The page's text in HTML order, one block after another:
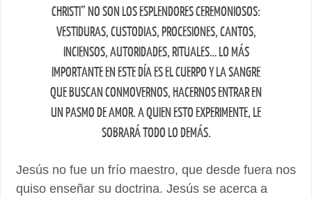
CHRISTI” NO SON LOS ESPLENDORES CEREMONIOSOS:
VESTIDURAS, CUSTODIAS, PROCESIONES, CANTOS,
INCIENSOS, AUTORIDADES, RITUALES… LO MÁS
IMPORTANTE EN ESTE DÍA ES EL CUERPO Y LA SANGRE
QUE BUSCAN CONMOVERNOS, HACERNOS ENTRAR EN
UN PASMO DE AMOR. A QUIEN ESTO EXPERIMENTE, LE
SOBRARÁ TODO LO DEMÁS.
Jesús no fue un frío maestro, que desde fuera nos
quiso enseñar su doctrina. Jesús se acerca a